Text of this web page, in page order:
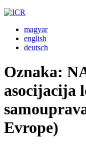
magyar
english
deutsch
Oznaka:
asocijacija
Evrope)